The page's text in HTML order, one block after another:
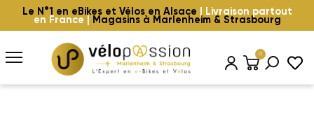
Le N°1 en eBikes et Vélos en Alsace | Livraison partout
en France | Magasins à Marlenheim & Strasbourg
0